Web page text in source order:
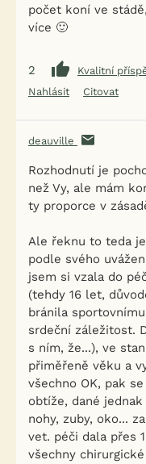
počet koní ve
více 🙂
2
Kvalitní
Nahlásit
Citovat
deauville
Rozhodnutí je
než Vy, ale mám
ty proporce v
Ale řeknu to teda
podle svého
jsem si vzala do
(tehdy 16 let,
bránila
srdeční záležitost.
s ním, že...), ve
přiměřeně věku a
všechno OK, pak
obtíže, dané
nohy, zuby, oko...
vet. péči dala přes
všechny